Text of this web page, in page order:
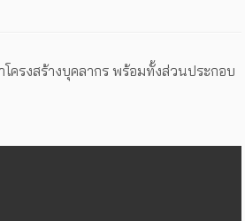
ครงสร้างบุคลากร พร้อมทั้งส่วนประกอบ